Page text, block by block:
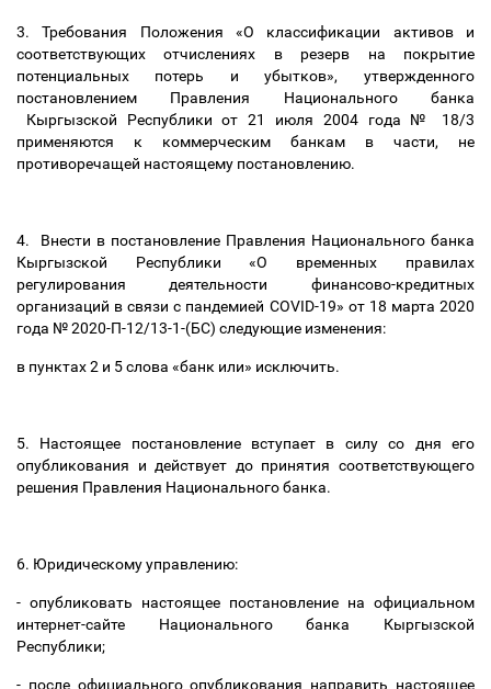
3. Требования Положения «О классификации активов и
соответствующих отчислениях в резерв на покрытие
потенциальных потерь и убытков», утвержденного
постановлением Правления Национального банка
Кыргызской Республики от 21 июля 2004 года № 18/3
применяются к коммерческим банкам в части, не
противоречащей настоящему постановлению.
4. Внести в постановление Правления Национального банка
Кыргызской Республики «О временных правилах
регулирования деятельности финансово-кредитных
организаций в связи с пандемией COVID-19» от 18 марта 2020
года № 2020-П-12/13-1-(БС) следующие изменения:
в пунктах 2 и 5 слова «банк или» исключить.
5. Настоящее постановление вступает в силу со дня его
опубликования и действует до принятия соответствующего
решения Правления Национального банка.
6. Юридическому управлению:
- опубликовать настоящее постановление на официальном
интернет-сайте Национального банка Кыргызской
Республики;
- после официального опубликования направить настоящее